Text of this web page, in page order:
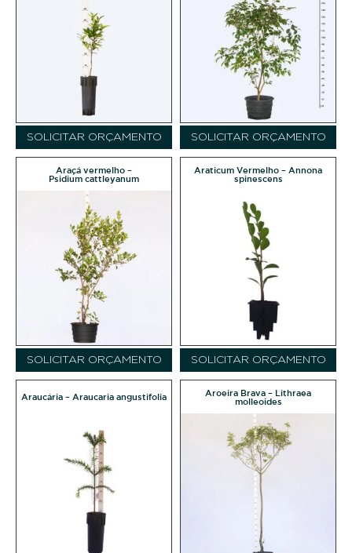
SOLICITAR ORÇAMENTO SOLICITAR ORÇAMENTO
Araçá vermelho –
Psidium cattleyanum
SOLICITAR ORÇAMENTO
Araticum Vermelho – Annona
spinescens
SOLICITAR ORÇAMENTO
Araucária – Araucaria angustifolia
Aroeira Brava – Lithraea
molleoides